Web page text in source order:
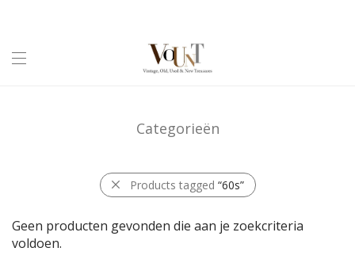
Categorieën
Products tagged “60s”
Geen producten gevonden die aan je zoekcriteria
voldoen.